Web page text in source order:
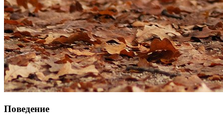
Поведение